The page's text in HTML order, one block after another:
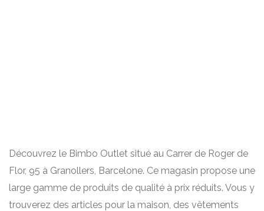
Découvrez le Bimbo Outlet situé au Carrer de Roger de
Flor, 95 à Granollers, Barcelone. Ce magasin propose une
large gamme de produits de qualité à prix réduits. Vous y
trouverez des articles pour la maison, des vêtements